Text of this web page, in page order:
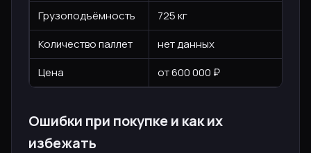
Грузоподъёмность
725 кг
Количество паллет
нет данных
Цена
от 600 000 ₽
Ошибки при покупке и как их
избежать